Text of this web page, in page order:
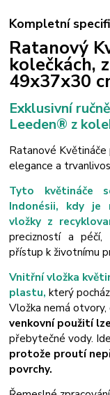
Kompletní
Ratanový
kolečkách,
49x37x30
Exklusivní
Leeden® z
Ratanové
elegance a
Tyto květináče
Indonésii, kdy je
vložky z
precizností a péčí,
přístup k životnímu
Vnitřní vložka
plastu,který
Vložka nemá
venkovní použití
přebytečné vody.
protože proutí
povrchy.